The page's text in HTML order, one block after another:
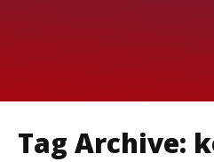
Tag Archive: